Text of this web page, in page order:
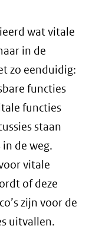
wat vitale
in de
zo eenduidig:
functies
functies
staan
de weg.
vitale
of deze
zijn voor de
uitvallen.